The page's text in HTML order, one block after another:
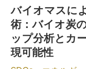
バイオマスに
術：バイオ炭
ップ分析とカ
現可能性